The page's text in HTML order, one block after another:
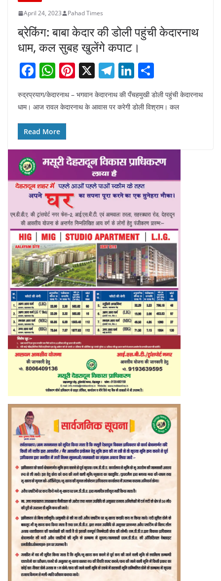
April 24, 2023 Pahad Times
ब्रेकिंग: बाबा केदार की डोली पहुंची केदारनाथ
धाम, कल सुबह खुलेंगे कपाट।
F
c
e
b
o
o
k
W
at
s
A
p
p
Pi
er
X T
el
e
m
Li
k
n
h
ar
e
रुद्रप्रयाग/केदारनाथ – भगवान केदारनाथ की पँचहमुखी डोली पहुंची केदारनाथ
धाम। आज रावल केदारनाथ के आवास पर करेगी डोली विश्राम। कल
Read More